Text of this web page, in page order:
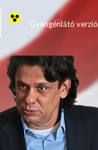
Gyengénlátó verzió